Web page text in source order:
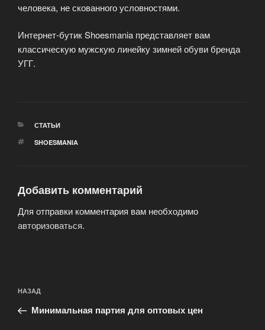
человека, не скованного условностями.
Интернет-бутик Shoesmania представляет вам
классическую мужскую линейку зимней обуви бренда
УГГ.
РУБРИКИ
СТАТЬИ
МЕТКИ
SHOESMANIA
Добавить комментарий
Для отправки комментария вам необходимо
авторизоваться.
по
записям
Предыдущая
запись:
НАЗАД
Минимальная партия для оптовых цен